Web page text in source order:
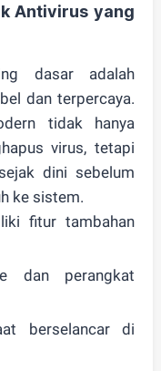
Antivirus yang
dasar adalah
dan terpercaya.
tidak hanya
virus, tetapi
dini sebelum
ke sistem.
fitur tambahan
dan perangkat
berselancar di